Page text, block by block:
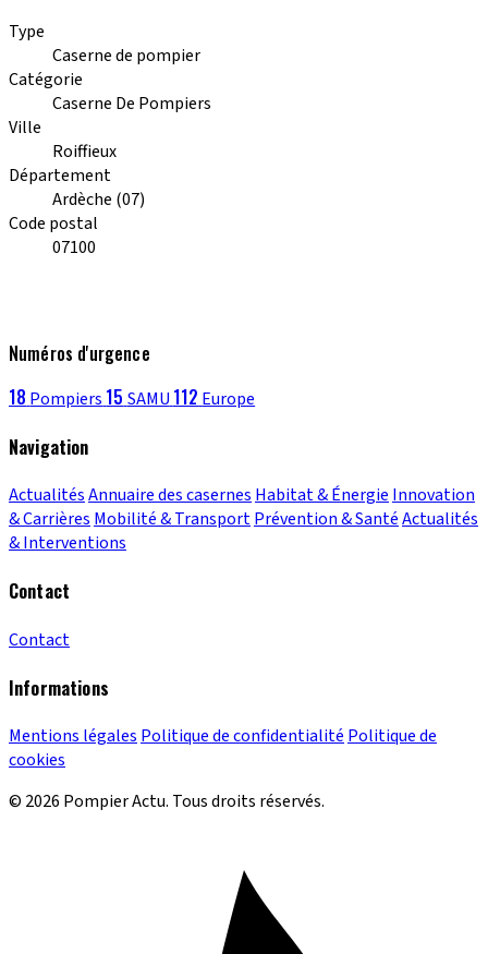
Type
Caserne de pompier
Catégorie
Caserne De Pompiers
Ville
Roiffieux
Département
Ardèche (07)
Code postal
07100
Numéros d'urgence
18 Pompiers 15 SAMU 112 Europe
Navigation
ActualitésAnnuaire des casernes Habitat & Énergie Innovation
& Carrières Mobilité & TransportPrévention & SantéActualités
& Interventions
Contact
Contact
Informations
Mentions légales Politique de confidentialité Politique de
cookies
© 2026 Pompier Actu. Tous droits réservés.